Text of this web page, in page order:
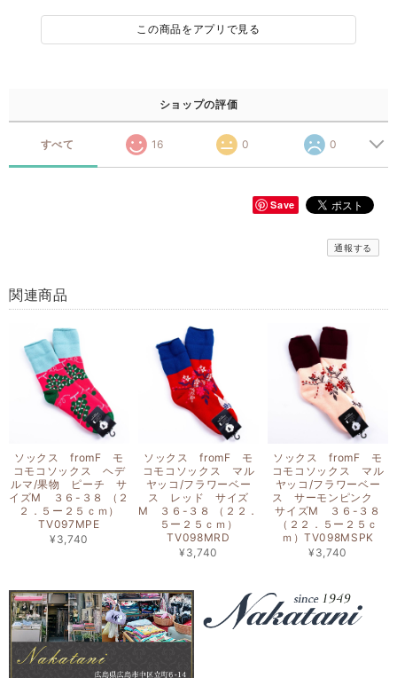
この商品をアプリで見る
ショップの評価
すべて 16 0 0
Save
通報する
関連商品
ソックス fromF モ
コモコソックス ヘデ
ルマ/果物 ピーチ サ
イズM ３６-３８ （２
２．５ー２５ｃｍ）
TV097MPE
¥3,740
ソックス fromF モ
コモコソックス マル
ヤッコ/フラワーベー
ス レッド サイズ
M ３６-３８ （２２．
５ー２５ｃｍ）
TV098MRD
¥3,740
ソックス fromF モ
コモコソックス マル
ヤッコ/フラワーベー
ス サーモンピンク
サイズM ３６-３８
（２２．５ー２５ｃ
ｍ）TV098MSPK
¥3,740